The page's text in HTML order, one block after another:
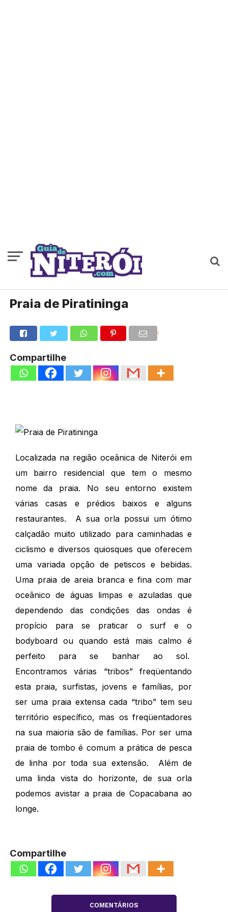
Praia de Piratininga
.
Compartilhe
Localizada na região oceânica de Niterói em
um bairro residencial que tem o mesmo
nome da praia. No seu entorno existem
várias casas e prédios baixos e alguns
restaurantes. A sua orla possui um ótimo
calçadão muito utilizado para caminhadas e
ciclismo e diversos quiosques que oferecem
uma variada opção de petiscos e bebidas.
Uma praia de areia branca e fina com mar
oceânico de águas limpas e azuladas que
dependendo das condições das ondas é
propício para se praticar o surf e o
bodyboard ou quando está mais calmo é
perfeito para se banhar ao sol.
Encontramos várias “tribos” freqüentando
esta praia, surfistas, jovens e famílias, por
ser uma praia extensa cada “tribo” tem seu
território específico, mas os freqüentadores
na sua maioria são de famílias. Por ser uma
praia de tombo é comum a prática de pesca
de linha por toda sua extensão. Além de
uma linda vista do horizonte, de sua orla
podemos avistar a praia de Copacabana ao
longe.
Compartilhe
COMENTÁRIOS